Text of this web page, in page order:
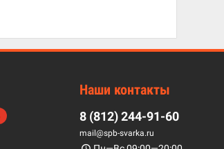
Наши контакты
8 (812) 244-91-60
mail@spb-svarka.ru